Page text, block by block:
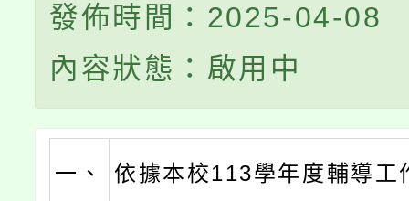
發佈時間：2025-04-08
內容狀態：啟用中
一、 依據本校113學年度輔導工